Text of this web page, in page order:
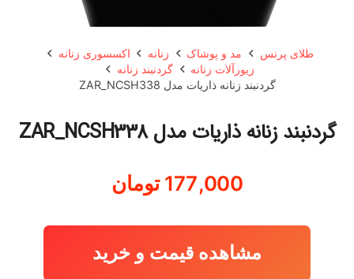
طلای پرنس مد و پوشاک زنانه
اکسسوری زنانه
زیورآلات زنانه
گردنبند زنانه
گردنبند زنانه ذاریات مدل ZAR_NCSH338
گردنبند زنانه ذاریات مدل ZAR_NCSH338
177,000 تومان
مشاهده قیمت و خرید